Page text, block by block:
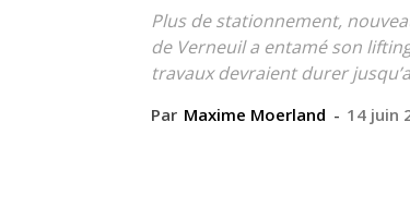
Plus de stationnement,
de Verneuil a entamé son
travaux devraient durer
Par Maxime Moerland - 14 juin